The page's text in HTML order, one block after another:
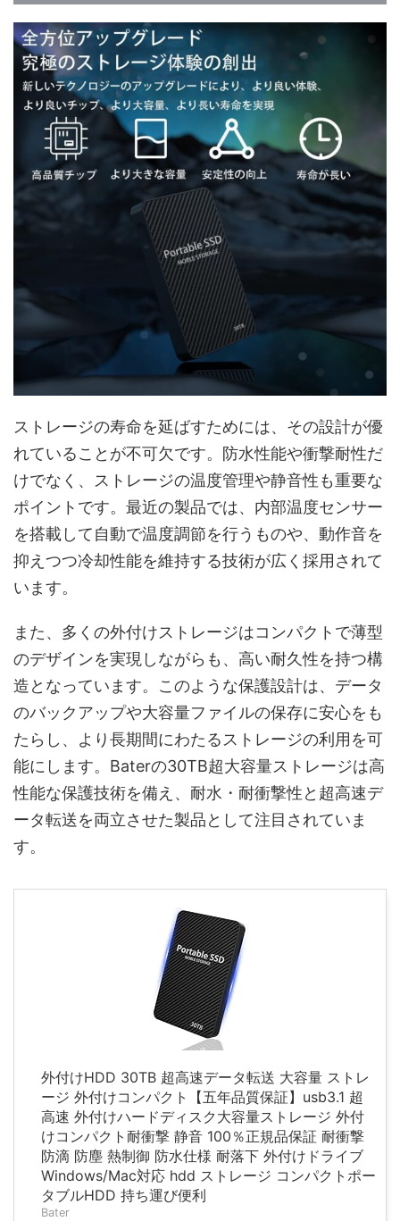
ストレージの寿命を延ばすためには、その設計が優
れていることが不可欠です。防水性能や衝撃耐性だ
けでなく、ストレージの温度管理や静音性も重要な
ポイントです。最近の製品では、内部温度センサー
を搭載して自動で温度調節を行うものや、動作音を
抑えつつ冷却性能を維持する技術が広く採用されて
います。
また、多くの外付けストレージはコンパクトで薄型
のデザインを実現しながらも、高い耐久性を持つ構
造となっています。このような保護設計は、データ
のバックアップや大容量ファイルの保存に安心をも
たらし、より長期間にわたるストレージの利用を可
能にします。Baterの30TB超大容量ストレージは高
性能な保護技術を備え、耐水・耐衝撃性と超高速デ
ータ転送を両立させた製品として注目されていま
す。
外付けHDD 30TB 超高速データ転送 大容量 ストレ
ージ 外付けコンパクト【五年品質保証】usb3.1 超
高速 外付けハードディスク大容量ストレージ 外付
けコンパクト耐衝撃 静音 100％正規品保証 耐衝撃
防滴 防塵 熱制御 防水仕様 耐落下 外付けドライブ
Windows/Mac対応 hdd ストレージ コンパクトポー
タブルHDD 持ち運び便利
Bater